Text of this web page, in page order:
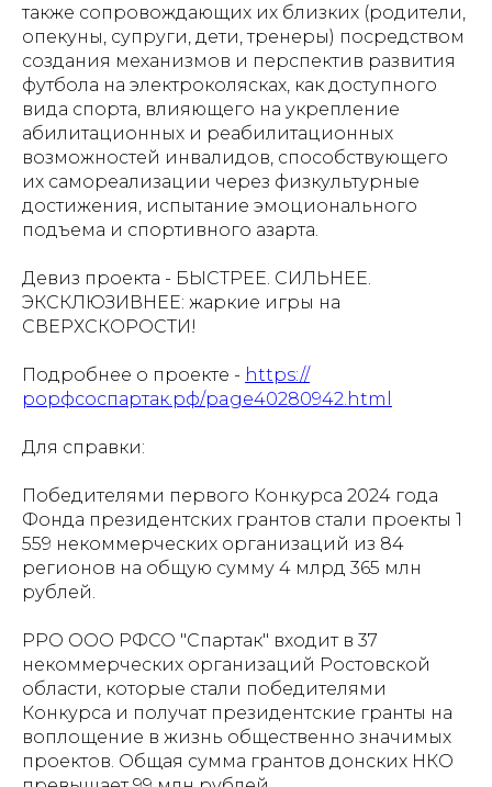
также сопровождающих их близких (родители,
опекуны, супруги, дети, тренеры) посредством
создания механизмов и перспектив развития
футбола на электроколясках, как доступного
вида спорта, влияющего на укрепление
абилитационных и реабилитационных
возможностей инвалидов, способствующего
их самореализации через физкультурные
достижения, испытание эмоционального
подъема и спортивного азарта.
Девиз проекта - БЫСТРЕЕ. СИЛЬНЕЕ.
ЭКСКЛЮЗИВНЕЕ: жаркие игры на
СВЕРХСКОРОСТИ!
Подробнее о проекте - https://
рорфсоспартак.рф/page40280942.html
Для справки:
Победителями первого Конкурса 2024 года
Фонда президентских грантов стали проекты 1
559 некоммерческих организаций из 84
регионов на общую сумму 4 млрд 365 млн
рублей.
РРО ООО РФСО "Спартак" входит в 37
некоммерческих организаций Ростовской
области, которые стали победителями
Конкурса и получат президентские гранты на
воплощение в жизнь общественно значимых
проектов. Общая сумма грантов донских НКО